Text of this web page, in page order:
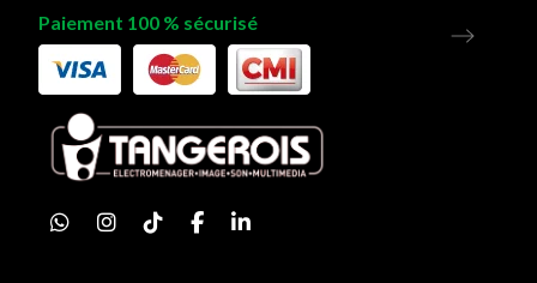
Paiement 100 % sécurisé